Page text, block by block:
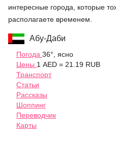
интересные города, которые
располагаете временем.
Абу-Даби
Погода 36°, ясно
Цены 1 AED = 21.19 RUB
Транспорт
Статьи
Рассказы
Шоппинг
Переводчик
Карты